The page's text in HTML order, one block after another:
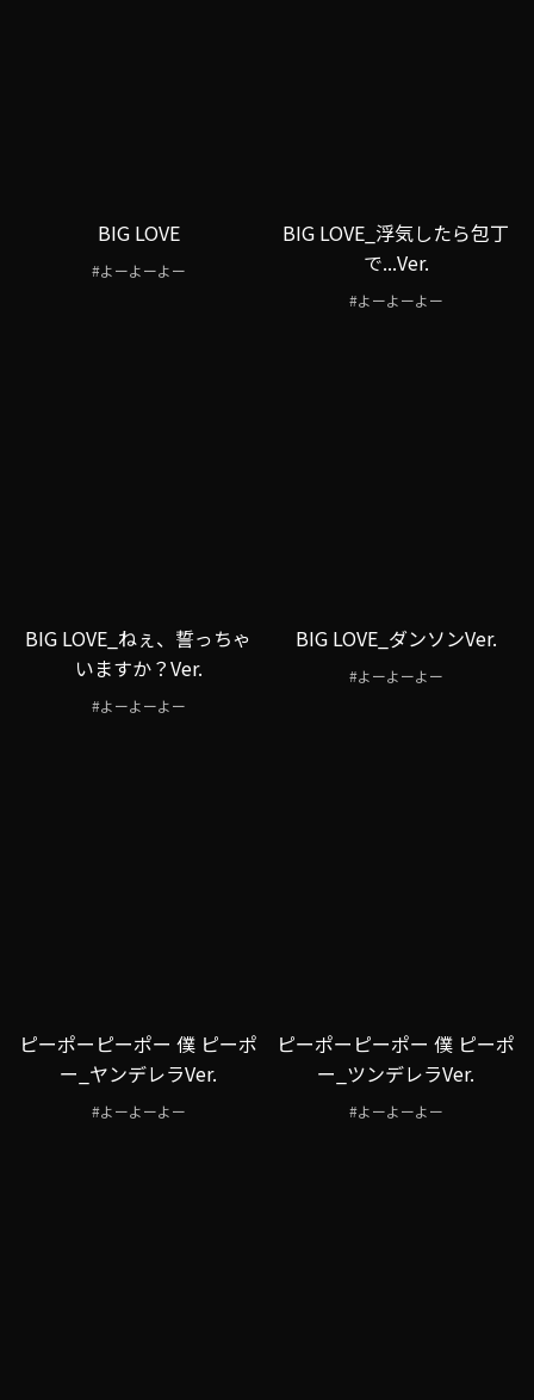
BIG LOVE
#よーよーよー
BIG LOVE_浮気したら包丁
で...Ver.
#よーよーよー
BIG LOVE_ねぇ、誓っちゃ
いますか？Ver.
#よーよーよー
BIG LOVE_ダンソンVer.
#よーよーよー
ピーポーピーポー 僕 ピーポ
ー_ヤンデレラVer.
#よーよーよー
ピーポーピーポー 僕 ピーポ
ー_ツンデレラVer.
#よーよーよー